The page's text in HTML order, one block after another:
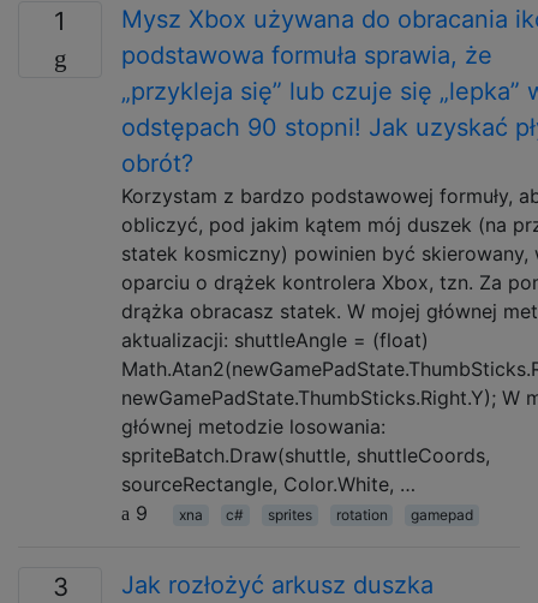
1
Mysz Xbox używana do obracania
podstawowa formuła sprawia, że ​​
„przykleja się” lub czuje się „lepka”
odstępach 90 stopni! Jak uzyskać
obrót?
Korzystam z bardzo podstawowej formuły,
obliczyć, pod jakim kątem mój duszek (na
statek kosmiczny) powinien być skierowany,
oparciu o drążek kontrolera Xbox, tzn. Za
drążka obracasz statek. W mojej głównej
aktualizacji: shuttleAngle = (float)
newGamePadState.ThumbSticks.Right.Y); W
głównej metodzie losowania:
spriteBatch.Draw(shuttle, shuttleCoords,
sourceRectangle, Color.White, …
9
xna c# sprites rotation gamepad
3 Jak rozłożyć arkusz duszka